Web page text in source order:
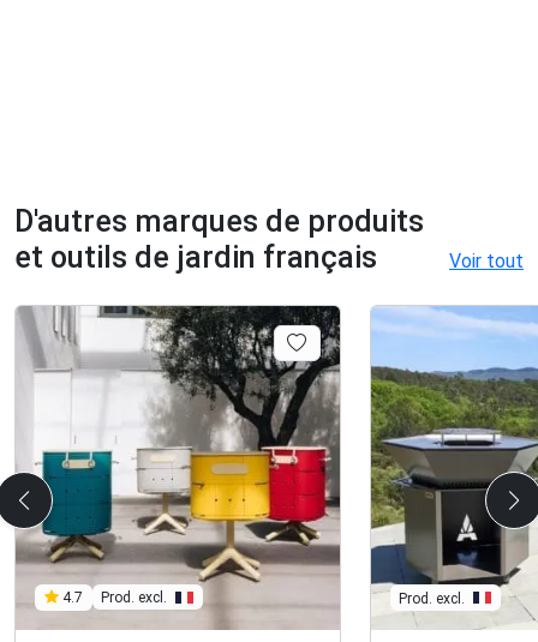
D'autres marques de produits
et outils de jardin français
Voir tout
4.7 Prod. excl. Prod. excl.